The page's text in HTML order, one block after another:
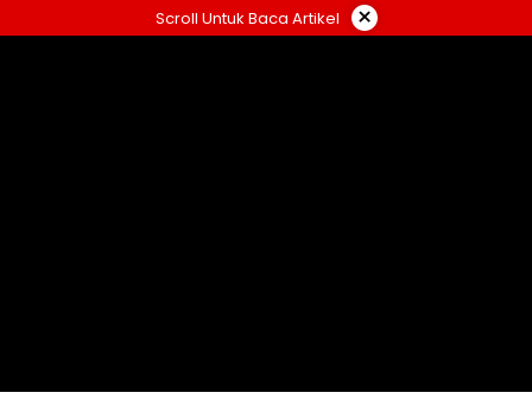
ke
Scroll Untuk Baca Artikel ×